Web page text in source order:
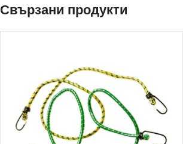
Свързани продукти